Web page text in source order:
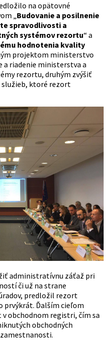
na opätovné
„Budovanie a posilnenie
spravodlivosti a
systémov rezortu“ a
hodnotenia kvality
projektom ministerstvo
riadenie ministerstva a
rezortu, druhým zvýšiť
ktoré rezort
administratívnu záťaž pri
či už na strane
predložil rezort
prvýkrát. Ďalším cieľom
obchodnom registri, čím sa
obchodných